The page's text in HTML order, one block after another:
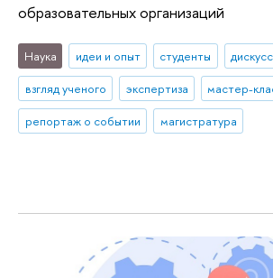
образовательных организаций
Наука идеи и опыт студенты
взгляд ученого
экспертиза
мастер-
репортаж о событии
магистратура